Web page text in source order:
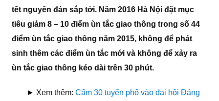
tết nguyên đán sắp tới. Năm 2016 Hà Nội đặt mục
tiêu giảm 8 – 10 điểm ùn tắc giao thông trong số 44
điểm ùn tắc giao thông năm 2015, không để phát
sinh thêm các điểm ùn tắc mới và không để xảy ra
ùn tắc giao thông kéo dài trên 30 phút.
► Xem thêm: Cấm 30 tuyến phố vào đại hội Đảng